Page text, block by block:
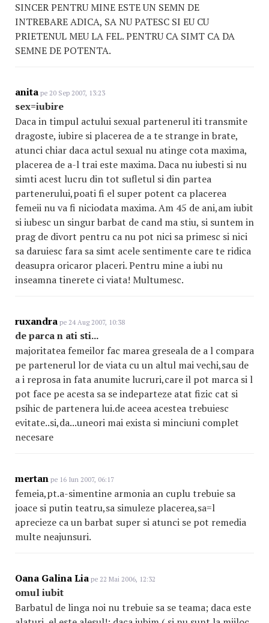
SINCER PENTRU MINE ESTE UN SEMN DE
INTREBARE ADICA, SA NU PATESC SI EU CU
PRIETENUL MEU LA FEL. PENTRU CA SIMT CA DA
SEMNE DE POTENTA.
anita pe 20 Sep 2007, 13:23
sex=iubire
Daca in timpul actului sexual partenerul iti transmite
dragoste, iubire si placerea de a te strange in brate,
atunci chiar daca actul sexual nu atinge cota maxima,
placerea de a-l trai este maxima. Daca nu iubesti si nu
simti acest lucru din tot sufletul si din partea
partenerului,poati fi el super potent ca placerea
femeii nu va fi niciodata maxima. Am 45 de ani,am iubit
si iubesc un singur barbat de cand ma stiu, si suntem in
prag de divort pentru ca nu pot nici sa primesc si nici
sa daruiesc fara sa simt acele sentimente care te ridica
deasupra oricaror placeri. Pentru mine a iubi nu
inseamna tinerete ci viata! Multumesc.
ruxandra pe 24 Aug 2007, 10:38
de parca n ati sti...
majoritatea femeilor fac marea greseala de a l compara
pe partenerul lor de viata cu un altul mai vechi,sau de
a i reprosa in fata anumite lucruri,care il pot marca si l
pot face pe acesta sa se indeparteze atat fizic cat si
psihic de partenera lui.de aceea acestea trebuiesc
evitate..si,da...uneori mai exista si minciuni complet
necesare
mertan pe 16 Iun 2007, 06:17
femeia,pt.a-simentine armonia an cuplu trebuie sa
joace si putin teatru,sa simuleze placerea,sa=l
aprecieze ca un barbat super si atunci se pot remedia
multe neajunsuri.
Oana Galina Lia pe 22 Mai 2006, 12:32
omul iubit
Barbatul de linga noi nu trebuie sa se teama; daca este